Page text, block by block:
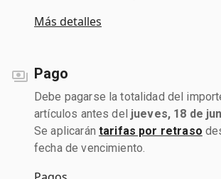
Más detalles
Pago
Debe pagarse la totalidad del
artículos antes del jueves, 18 de
Se aplicarán tarifas por retraso
fecha de vencimiento.